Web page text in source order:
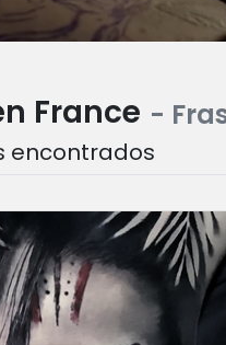
France -
encontrados